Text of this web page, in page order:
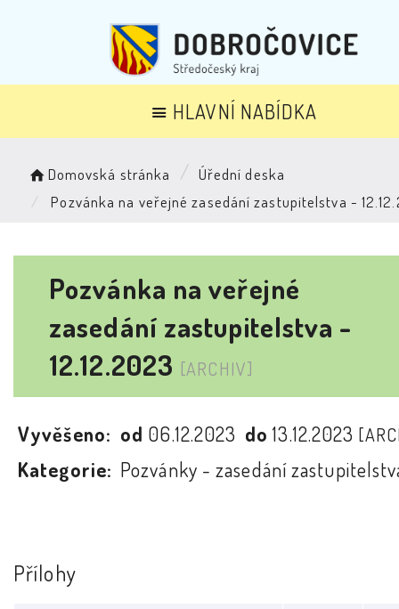
HLAVNÍ NABÍDKA
Domovská stránka
Úřední deska
Pozvánka na veřejné zasedání zastupitelstva -
Pozvánka na veřejné
zasedání zastupitelstva -
12.12.2023 [ARCHIV]
Vyvěšeno: od 06.12.2023 do13.12.2023
Kategorie: Pozvánky - zasedání
Přílohy